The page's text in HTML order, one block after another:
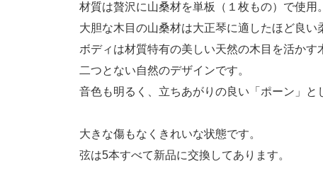
材質は贅沢に山桑材を単板（１枚もの）で使用。
大胆な木目の山桑材は大正琴に適したほど良い
ボディは材質特有の美しい天然の木目を活かす
二つとない自然のデザインです。
音色も明るく、立ちあがりの良い「ポーン」と
大きな傷もなくきれいな状態です。
弦は5本すべて新品に交換してあります。